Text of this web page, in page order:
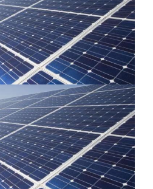
REPUBLIKE SRPSKE U STANjU
za regresirano gorivo
marta do 15. novembra
PONOSNE KARTICE
za preduzetnika - Vera Ujić
PRIJAVU NEPROPISNOG
UZ DODJELU